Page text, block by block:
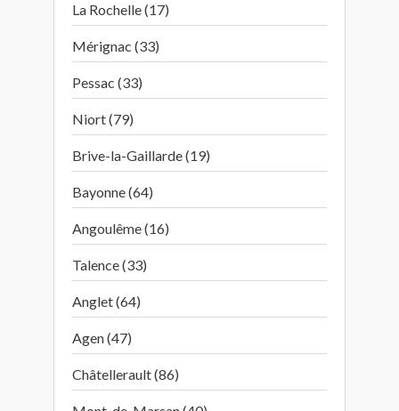
La Rochelle (17)
Mérignac (33)
Pessac (33)
Niort (79)
Brive-la-Gaillarde (19)
Bayonne (64)
Angoulême (16)
Talence (33)
Anglet (64)
Agen (47)
Châtellerault (86)